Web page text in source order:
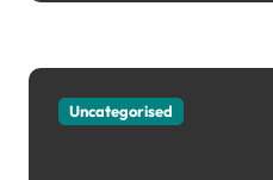
я
Uncategorised